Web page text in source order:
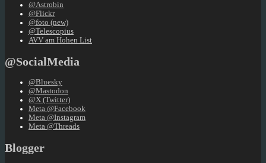
@Astrobin
@Flickr
@foto (new)
@Telescopius
AVV am Hohen List
@SocialMedia
@Bluesky
@Mastodon
@X (Twitter)
Meta @Facebook
Meta @Instagram
Meta @Threads
Blogger